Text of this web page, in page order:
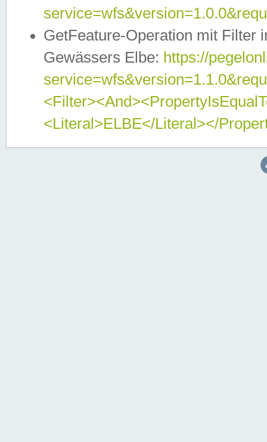
GetFeature-Operation mit Filter
Gewässers Elbe: https://
<Literal>ELBE</Literal></